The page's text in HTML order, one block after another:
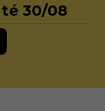
30/08